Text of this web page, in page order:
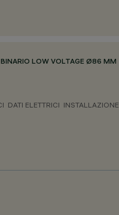
BINARIO LOW VOLTAGE Ø86 MM
DATI ELETTRICI INSTALLAZIONE